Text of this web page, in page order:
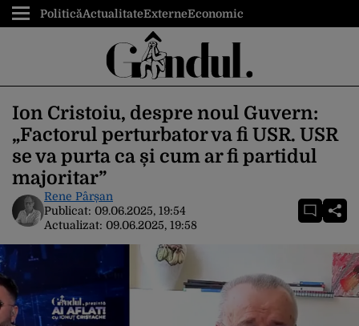
PoliticăActualitateExterneEconomic
Ion Cristoiu, despre noul Guvern:
„Factorul perturbator va fi USR. USR
se va purta ca și cum ar fi partidul
majoritar”
Rene Pârșan
Publicat: 09.06.2025, 19:54
Actualizat: 09.06.2025, 19:58